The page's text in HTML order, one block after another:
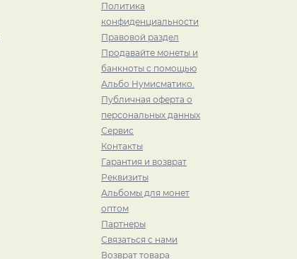
Политика
конфиденциальности
Правовой раздел
Продавайте монеты и
банкноты с помощью
Альбо Нумисматико.
Публичная оферта о
персональных данных
Сервис
Контакты
Гарантия и возврат
Реквизиты
Альбомы для монет
оптом
Партнеры
Связаться с нами
Возврат товара